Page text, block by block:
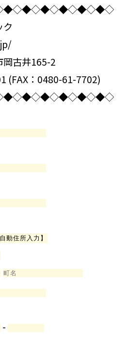
岡古井165-2
(FAX：0480-61-7702)
-